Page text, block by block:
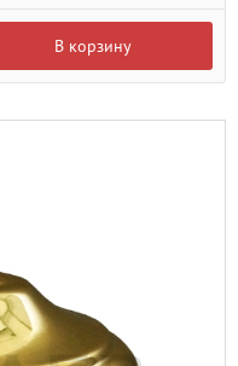
В корзину